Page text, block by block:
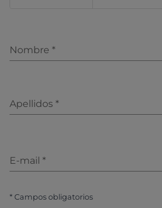
Nombre *
Apellidos *
E-mail *
* Campos obligatorios